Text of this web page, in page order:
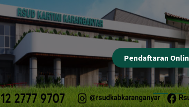
Pendaftaran Online